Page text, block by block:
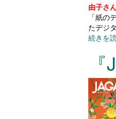
由子さ
「紙の
たデジ
続きを